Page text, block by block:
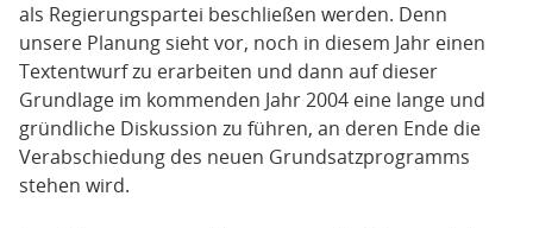
als Regierungspartei beschließen werden. Denn
unsere Planung sieht vor, noch in diesem Jahr einen
Textentwurf zu erarbeiten und dann auf dieser
Grundlage im kommenden Jahr 2004 eine lange und
gründliche Diskussion zu führen, an deren Ende die
Verabschiedung des neuen Grundsatzprogramms
stehen wird.